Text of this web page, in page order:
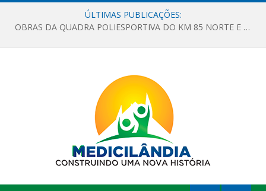
ÚLTIMAS PUBLICAÇÕES:
OBRAS DA QUADRA POLIESPORTIVA DO KM 85 NORTE E DA ESCOLA GASPAR VIANA AVANÇAM